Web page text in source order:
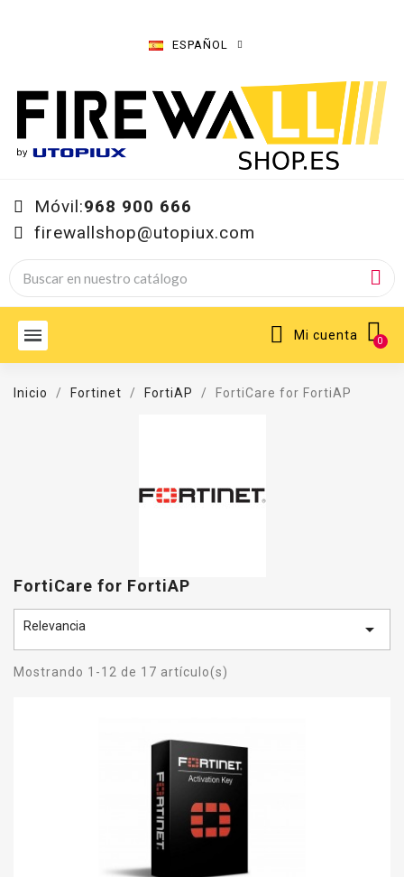
ESPAÑOL
Móvil:968 900 666
firewallshop@utopiux.com
Mi cuenta
Inicio Fortinet FortiAP FortiCare for FortiAP
FortiCare for FortiAP
Relevancia 
Mostrando 1-12 de 17 artículo(s)